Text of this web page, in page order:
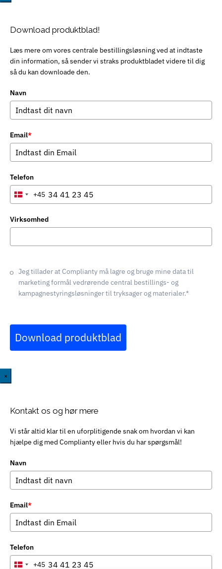
Download produktblad!
Læs mere om vores centrale bestillingsløsning ved at indtaste
din information, så sender vi straks produktbladet videre til dig
så du kan downloade den.
Navn
Email*
Telefon
Denmark
+45
Virksomhed
Jeg tillader at Complianty må lagre og bruge mine data til
marketing formål vedrørende central bestillings- og
kampagnestyringsløsninger til tryksager og materialer.*
Download produktblad
×
Kontakt os og hør mere
Vi står altid klar til en uforplitigende snak om hvordan vi kan
hjælpe dig med Complianty eller hvis du har spørgsmål!
Navn
Email*
Telefon
Denmark
+45